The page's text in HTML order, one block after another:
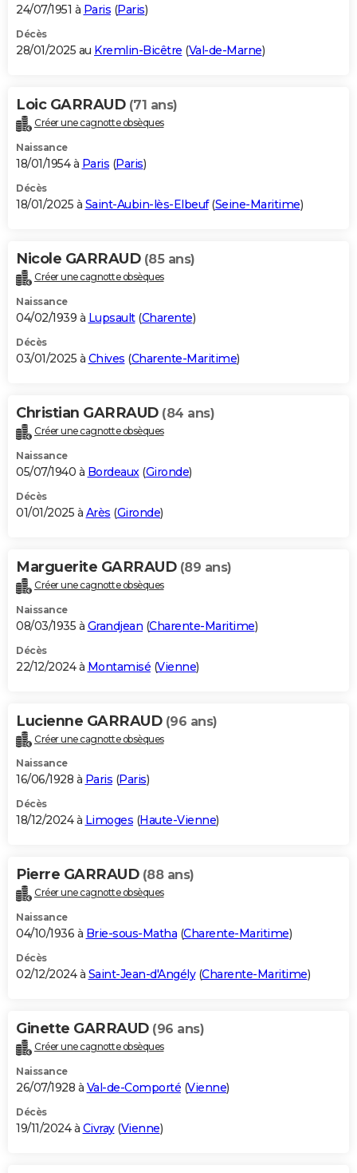
24/07/1951 à Paris (Paris)
Décès
28/01/2025 au Kremlin-Bicêtre (Val-de-Marne)
Loic GARRAUD (71 ans)
Créer une cagnotte obsèques
Naissance
18/01/1954 à Paris (Paris)
Décès
18/01/2025 à Saint-Aubin-lès-Elbeuf(Seine-Maritime)
Nicole GARRAUD (85 ans)
Créer une cagnotte obsèques
Naissance
04/02/1939 à Lupsault(Charente)
Décès
03/01/2025 à Chives (Charente-Maritime)
Christian GARRAUD (84 ans)
Créer une cagnotte obsèques
Naissance
05/07/1940 à Bordeaux(Gironde)
Décès
01/01/2025 à Arès (Gironde)
Marguerite GARRAUD (89 ans)
Créer une cagnotte obsèques
Naissance
08/03/1935 à Grandjean (Charente-Maritime)
Décès
22/12/2024 à Montamisé (Vienne)
Lucienne GARRAUD (96 ans)
Créer une cagnotte obsèques
Naissance
16/06/1928 à Paris (Paris)
Décès
18/12/2024 à Limoges (Haute-Vienne)
Pierre GARRAUD (88 ans)
Créer une cagnotte obsèques
Naissance
04/10/1936 à Brie-sous-Matha (Charente-Maritime)
Décès
02/12/2024 à Saint-Jean-d'Angély(Charente-Maritime)
Ginette GARRAUD (96 ans)
Créer une cagnotte obsèques
Naissance
26/07/1928 à Val-de-Comporté (Vienne)
Décès
19/11/2024 à Civray(Vienne)